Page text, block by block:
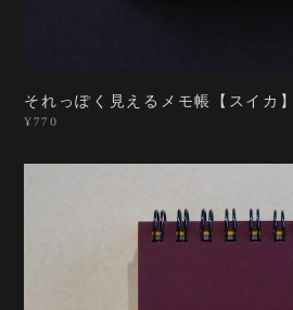
それっぽく見えるメモ帳【スイカ】
¥770